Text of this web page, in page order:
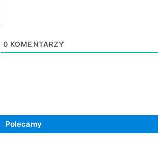
0 KOMENTARZY
Polecamy